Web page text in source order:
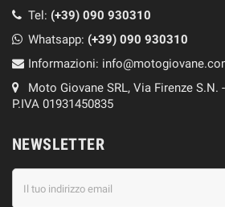
Tel: (+39) 090 930310
Whatsapp: (+39) 090 930310
Informazioni:
Moto Giovane SRL, Via Firenze S.N.
P.IVA 01931450835
NEWSLETTER